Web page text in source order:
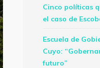
Cinco políticas
el caso de
Escuela de
Cuyo:
futuro”